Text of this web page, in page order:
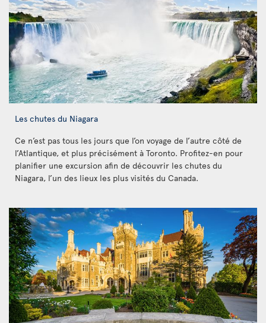
Les chutes du Niagara
Ce n’est pas tous les jours que l’on voyage de l’autre côté de
l’Atlantique, et plus précisément à Toronto. Profitez-en pour
planifier une excursion afin de découvrir les chutes du
Niagara, l’un des lieux les plus visités du Canada.